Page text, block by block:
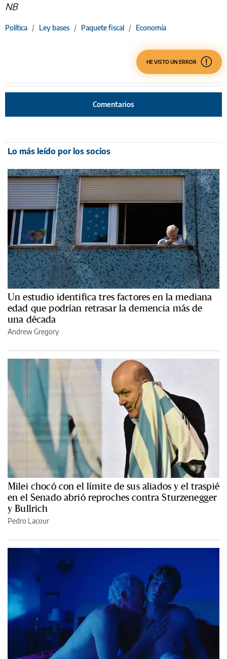
NB
Política / Ley bases / Paquete fiscal / Economía
HE VISTO UN ERROR
Comentarios
Lo más leído por los socios
Un estudio identifica tres factores en la mediana
edad que podrían retrasar la demencia más de
una década
Andrew Gregory
Milei chocó con el límite de sus aliados y el traspié
en el Senado abrió reproches contra Sturzenegger
y Bullrich
Pedro Lacour